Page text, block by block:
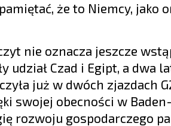
że to Niemcy, jako
nie oznacza jeszcze
udział Czad i Egipt, a dwa
już w dwóch zjazdach
swojej obecności w
rozwoju gospodarczego